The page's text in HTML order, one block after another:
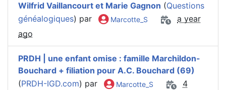
Wilfrid Vaillancourt et Marie Gagnon (Questions
généalogiques) par Marcotte_S
a year
ago
PRDH | une enfant omise : famille Marchildon-
Bouchard + filiation pour A.C. Bouchard (69)
(PRDH-IGD.com) par Marcotte_S
4